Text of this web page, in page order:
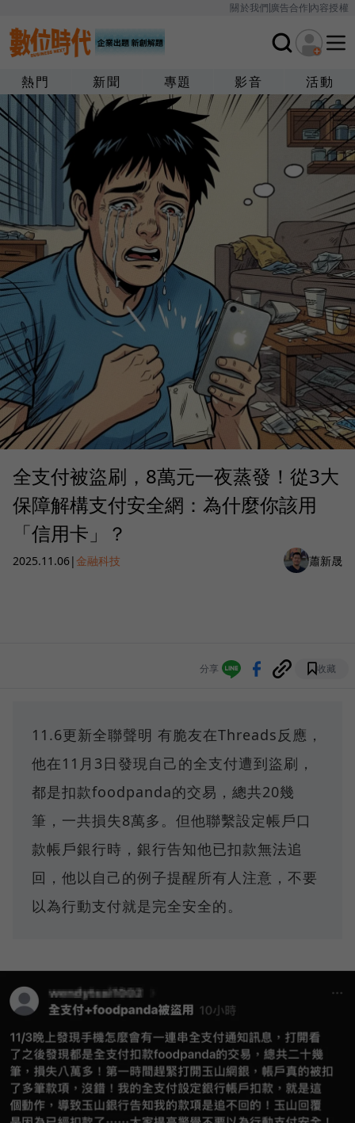
關於我們廣告合作內容授權
熱門 新聞 專題 影音 活動
全支付被盜刷，8萬元一夜蒸發！從3大
保障解構支付安全網：為什麼你該用
「信用卡」？
2025.11.06|金融科技 蕭新晟
分享 收藏
11.6更新全聯聲明 有脆友在Threads反應，
他在11月3日發現自己的全支付遭到盜刷，
都是扣款foodpanda的交易，總共20幾
筆，一共損失8萬多。但他聯繫設定帳戶口
款帳戶銀行時，銀行告知他已扣款無法追
回，他以自己的例子提醒所有人注意，不要
以為行動支付就是完全安全的。